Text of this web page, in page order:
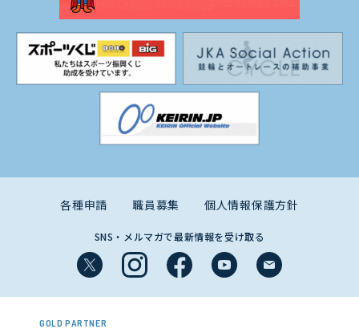
各種申請 職員募集 個人情報保護方針
SNS・メルマガで最新情報を受け取る
GOLD PARTNER